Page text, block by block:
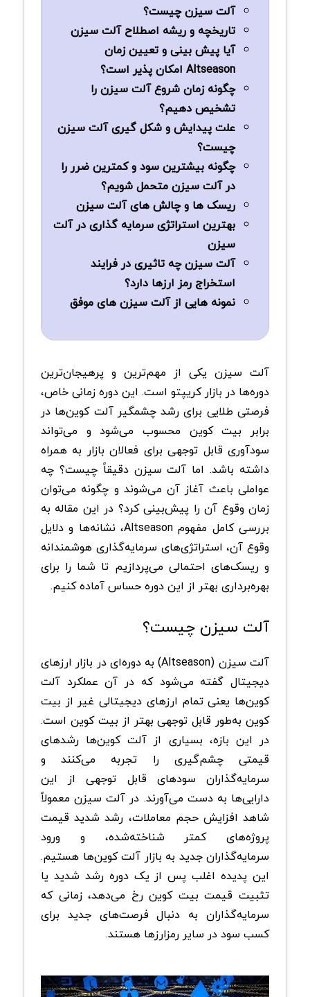
آلت سیزن چیست؟
تاریخچه و ریشه اصطلاح آلت سیزن
آیا پیش‌ بینی و تعیین زمان
Altseason امکان ‌پذیر است؟
چگونه زمان شروع آلت سیزن را
تشخیص دهیم؟
علت پیدایش و شکل گیری آلت سیزن
چیست؟
چگونه بیشترین سود و کمترین ضرر را
در آلت سیزن متحمل شویم؟
ریسک‌ ها و چالش ‌های آلت سیزن
بهترین استراتژی سرمایه‌ گذاری در آلت
سیزن
آلت سیزن چه تاثیری در فرایند
استخراج رمز ارزها دارد؟
نمونه هایی از آلت سیزن های موفق
آلت سیزن یکی از مهم‌ترین و پرهیجان‌ترین
دوره‌ها در بازار کریپتو است. این دوره زمانی خاص،
فرصتی طلایی برای رشد چشمگیر آلت‌ کوین‌ها در
برابر بیت‌ کوین محسوب می‌شود و می‌تواند
سودآوری قابل توجهی برای فعالان بازار به همراه
داشته باشد. اما آلت سیزن دقیقاً چیست؟ چه
عواملی باعث آغاز آن می‌شوند و چگونه می‌توان
زمان وقوع آن را پیش‌بینی کرد؟ در این مقاله به
بررسی کامل مفهوم Altseason، نشانه‌ها و دلایل
وقوع آن، استراتژی‌های سرمایه‌گذاری هوشمندانه
و ریسک‌های احتمالی می‌پردازیم تا شما را برای
بهره‌برداری بهتر از این دوره‌ حساس آماده کنیم.
آلت سیزن چیست؟
آلت سیزن (Altseason) به دوره‌ای در بازار ارزهای
دیجیتال گفته می‌شود که در آن عملکرد آلت‌
کوین‌ها یعنی تمام ارزهای دیجیتالی غیر از بیت‌
کوین به‌طور قابل توجهی بهتر از بیت‌ کوین است.
در این بازه، بسیاری از آلت‌ کوین‌ها رشدهای
قیمتی چشم‌گیری را تجربه می‌کنند و
سرمایه‌گذاران سودهای قابل توجهی از این
دارایی‌ها به دست می‌آورند. در آلت سیزن معمولاً
شاهد افزایش حجم معاملات، رشد شدید قیمت
پروژه‌های کمتر شناخته‌شده، و ورود
سرمایه‌گذاران جدید به بازار آلت‌ کوین‌ها هستیم.
این پدیده اغلب پس از یک دوره رشد شدید یا
تثبیت قیمت بیت‌ کوین رخ می‌دهد، زمانی که
سرمایه‌گذاران به دنبال فرصت‌های جدید برای
کسب سود در سایر رمزارزها هستند.